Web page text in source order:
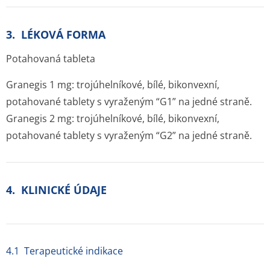
3. LÉKOVÁ FORMA
Potahovaná tableta
Granegis 1 mg: trojúhelníkové, bílé, bikonvexní,
potahované tablety s vyraženým “G1” na jedné straně.
Granegis 2 mg: trojúhelníkové, bílé, bikonvexní,
potahované tablety s vyraženým “G2” na jedné straně.
4. KLINICKÉ ÚDAJE
4.1 Terapeutické indikace